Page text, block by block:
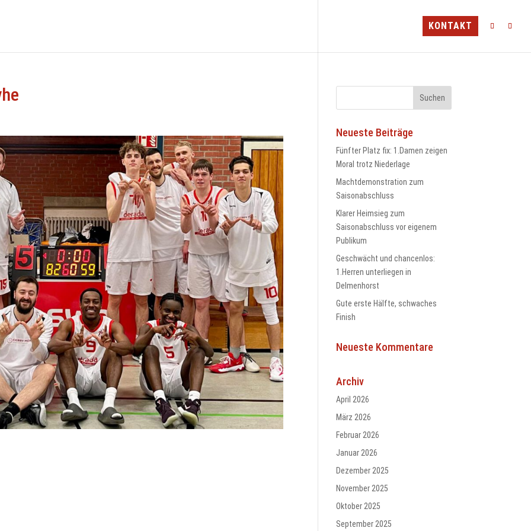
KONTAKT
Neueste Beiträge
Fünfter Platz fix: 1.Damen zeigen
Moral trotz Niederlage
Machtdemonstration zum
Saisonabschluss
Klarer Heimsieg zum
Saisonabschluss vor eigenem
Publikum
Geschwächt und chancenlos:
1.Herren unterliegen in
Delmenhorst
Gute erste Hälfte, schwaches
Finish
Neueste Kommentare
Archiv
April 2026
März 2026
Februar 2026
Januar 2026
Dezember 2025
November 2025
Oktober 2025
September 2025